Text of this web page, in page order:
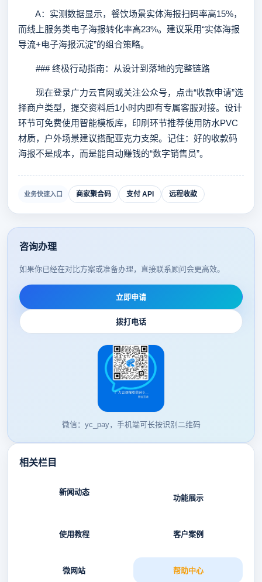
A：实测数据显示，餐饮场景实体海报扫码率高15%，
而线上服务类电子海报转化率高23%。建议采用“实体海报
导流+电子海报沉淀”的组合策略。
### 终极行动指南：从设计到落地的完整链路
现在登录广力云官网或关注公众号，点击“收款申请”选
择商户类型，提交资料后1小时内即有专属客服对接。设计
环节可免费使用智能模板库，印刷环节推荐使用防水PVC
材质，户外场景建议搭配亚克力支架。记住：好的收款码
海报不是成本，而是能自动赚钱的“数字销售员”。
业务快速入口 商家聚合码 支付 API 远程收款
咨询办理
如果你已经在对比方案或准备办理，直接联系顾问会更高效。
立即申请
拨打电话
微信：yc_pay，手机端可长按识别二维码
相关栏目
新闻动态
功能展示
使用教程 客户案例
微网站 帮助中心